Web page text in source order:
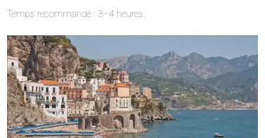
Temps recommandé : 3–4 heures.